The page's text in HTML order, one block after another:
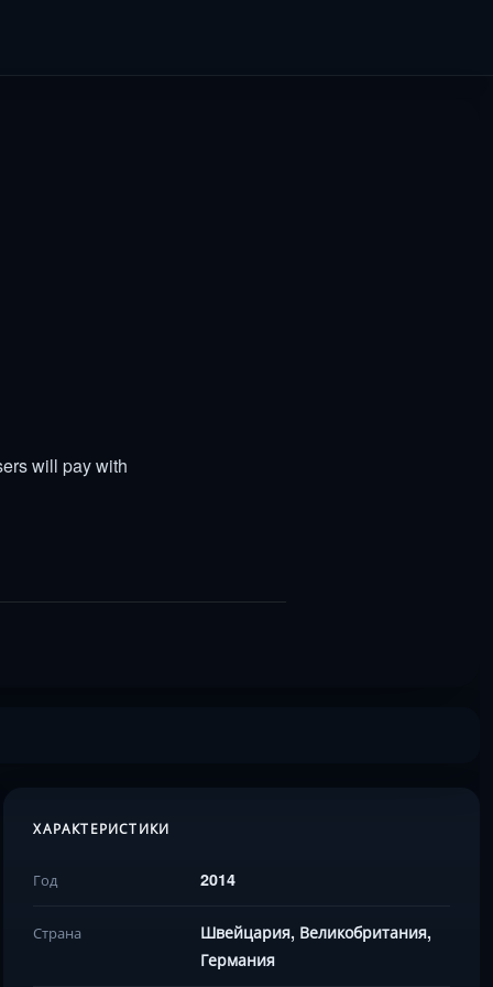
will pay with
ХАРАКТЕРИСТИКИ
Год 2014
Страна
Швейцария, Великобритания,
Германия